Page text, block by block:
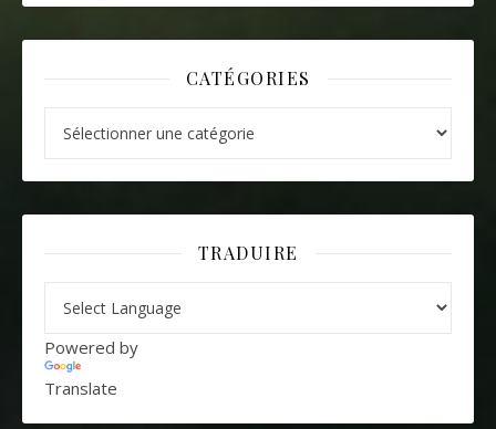
CATÉGORIES
TRADUIRE
Powered by
Translate